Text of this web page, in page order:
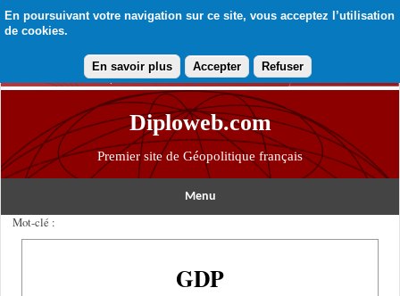
En poursuivant votre navigation sur ce site, vous acceptez l’utilisation
de cookies.
En savoir plus Accepter Refuser
Diploweb.com
Premier site de Géopolitique français
Menu
Mot-clé :
GDP